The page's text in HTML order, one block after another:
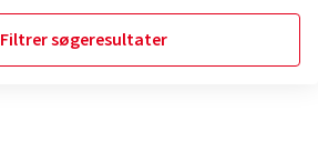
Filtrer søgeresultater